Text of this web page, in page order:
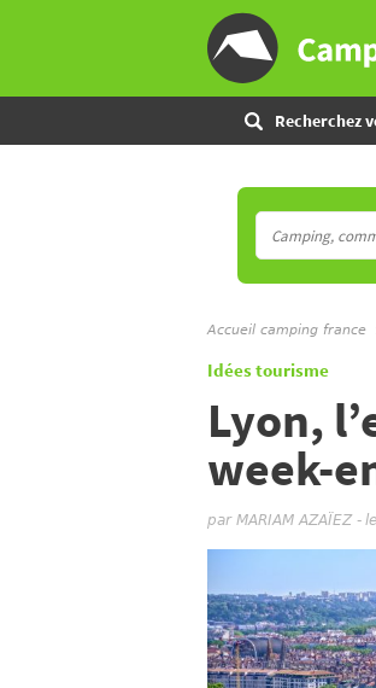
Recherchez
Accueil camping france
Idées tourisme
Lyon,
week-
par MARIAM AZAÏEZ-